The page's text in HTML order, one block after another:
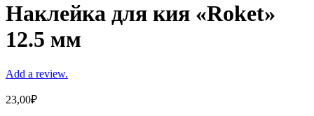
Наклейка для кия «Roket»
12.5 мм
Add a review.
23,00₽